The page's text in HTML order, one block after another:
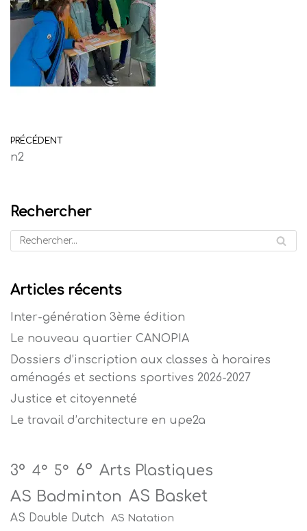
PRÉCÉDENT
n2
Rechercher
Articles récents
Inter-génération 3ème édition
Le nouveau quartier CANOPIA
Dossiers d’inscription aux classes à horaires
aménagés et sections sportives 2026-2027
Justice et citoyenneté
Le travail d’architecture en upe2a
3° 4° 5° 6° Arts Plastiques
AS Badminton AS Basket
AS Double Dutch AS Natation